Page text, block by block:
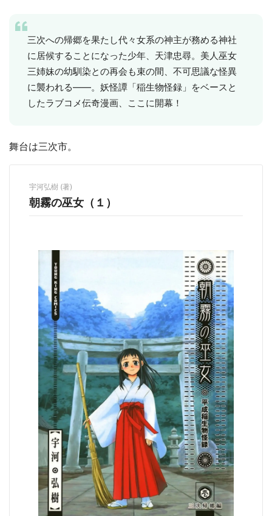
三次への帰郷を果たし代々女系の神主が務める神社
に居候することになった少年、天津忠尋。美人巫女
三姉妹の幼馴染との再会も束の間、不可思議な怪異
に襲われる――。妖怪譚「稲生物怪録」をベースと
したラブコメ伝奇漫画、ここに開幕！
舞台は三次市。
宇河弘樹 (著)
朝霧の巫女（１）